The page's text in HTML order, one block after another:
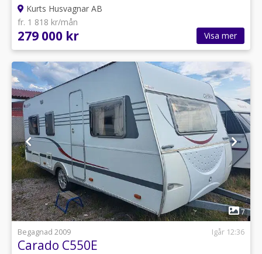
Kurts Husvagnar AB
fr. 1 818 kr/mån
279 000 kr Visa mer
7
Begagnad 2009
Igår 12:36
Carado C550E